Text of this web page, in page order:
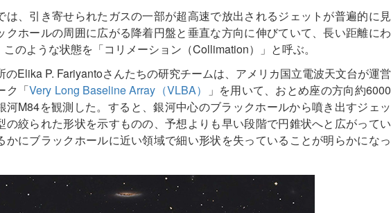
は、引き寄せられたガスの一部が超高速で放出されるジェットが普遍的に見
クホールの周囲に広がる降着円盤と垂直な方向に伸びていて、長い距離にわ
のような状態を「コリメーション（Collimation）」と呼ぶ。
Elika P. Fariyantoさんたちの研究チームは、アメリカ国立電波天文台が運営
ク「Very Long Baseline Array（VLBA）
」を用いて、おとめ座の方向約6000
河M84を観測した。すると、銀河中心のブラックホールから噴き出すジェッ
の絞られた形状を示すものの、予想よりも早い段階で円錐状へと広がってい
かにブラックホールに近い領域で細い形状を失っていることが明らかになっ